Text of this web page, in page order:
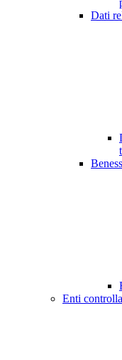
Dati
Enti